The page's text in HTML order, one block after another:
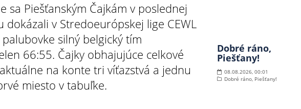
sa Piešťanským Čajkám v poslednej
dokázali v Stredoeurópskej lige CEWL
silný belgický tím
66:55. Čajky obhajujúce celkové
na konte tri víťazstvá a jednu
miesto v tabuľke.
Dobré ráno,
Piešťany!
08.08.2026, 00:01
Dobré ráno, Piešťany!